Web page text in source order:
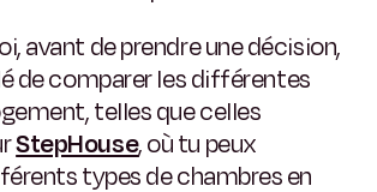
avant de prendre une décision,
de comparer les différentes
telles que celles
StepHouse, où tu peux
types de chambres en